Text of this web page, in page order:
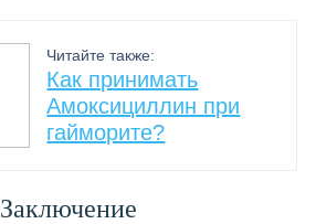
Читайте также:
Как принимать
Амоксициллин при
гайморите?
Заключение